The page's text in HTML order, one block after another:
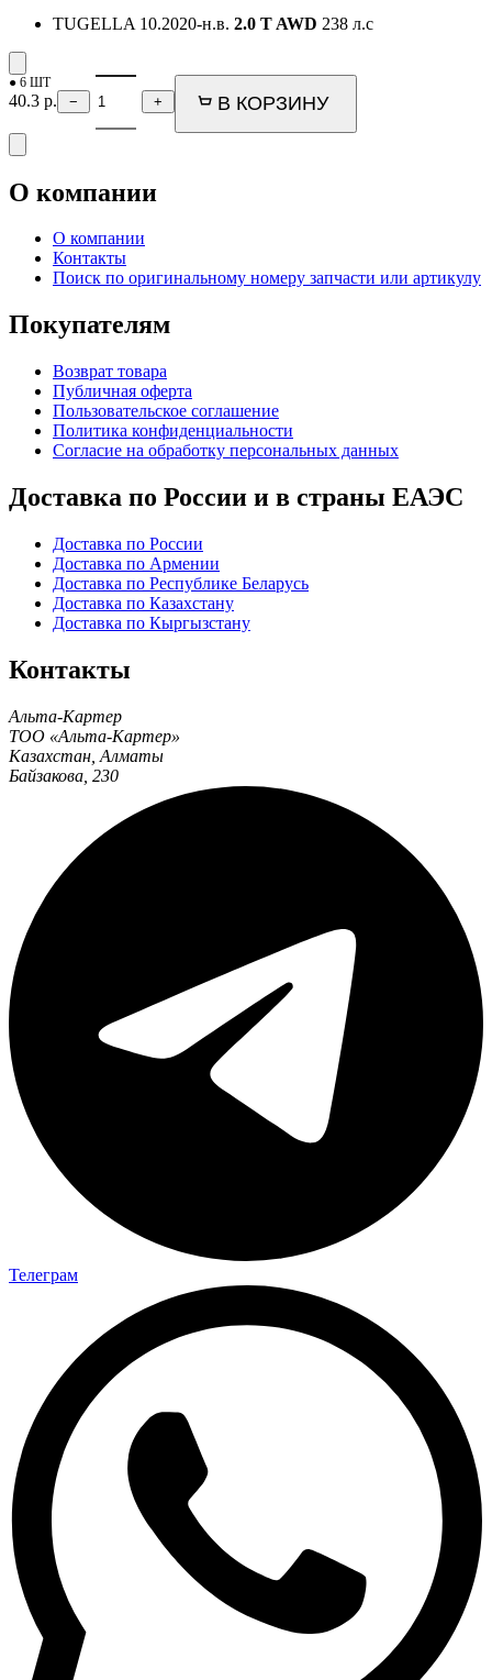
TUGELLA 10.2020-н.в. 2.0 T AWD 238 л.с
● 6 ШТ
40.3 р. − + В КОРЗИНУ
О компании
О компании
Контакты
Поиск по оригинальному номеру запчасти или артикулу
Покупателям
Возврат товара
Публичная оферта
Пользовательское соглашение
Политика конфиденциальности
Согласие на обработку персональных данных
Доставка по России и в страны ЕАЭС
Доставка по России
Доставка по Армении
Доставка по Республике Беларусь
Доставка по Казахстану
Доставка по Кыргызстану
Контакты
Альта-Картер
ТОО «Альта-Картер»
Казахстан Алматы
Байзакова, 230
Телеграм